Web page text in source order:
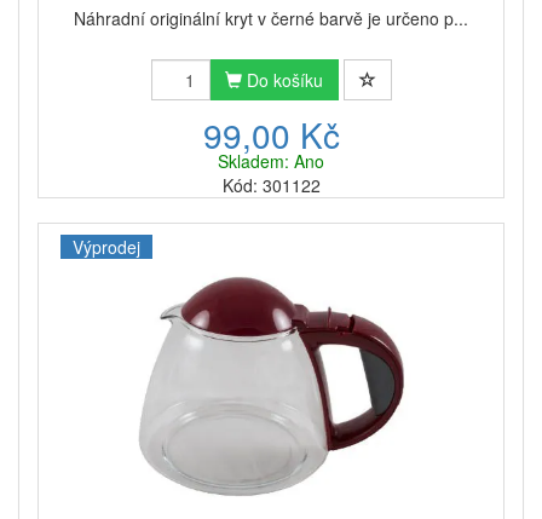
Náhradní originální kryt v černé barvě je určeno p...
Do košíku
99,00 Kč
Skladem: Ano
Kód: 301122
Výprodej